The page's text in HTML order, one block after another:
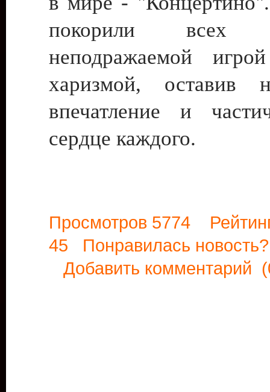
покорили всех
неподражаемой
харизмой, оставив
впечатление и
сердце каждого.
Просмотров 5774
45 Понравилась
Добавить комментарий